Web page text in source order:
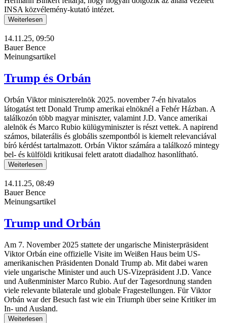
INSA közvélemény-kutató intézet.
Weiterlesen
14.11.25, 09:50
Bauer Bence
Meinungsartikel
Trump és Orbán
Orbán Viktor miniszterelnök 2025. november 7-én hivatalos
látogatást tett Donald Trump amerikai elnöknél a Fehér Házban. A
találkozón több magyar miniszter, valamint J.D. Vance amerikai
alelnök és Marco Rubio külügyminiszter is részt vettek. A napirend
számos, bilaterális és globális szempontból is kiemelt relevanciával
bíró kérdést tartalmazott. Orbán Viktor számára a találkozó mintegy
bel- és külföldi kritikusai felett aratott diadalhoz hasonlítható.
Weiterlesen
14.11.25, 08:49
Bauer Bence
Meinungsartikel
Trump und Orbán
Am 7. November 2025 stattete der ungarische Ministerpräsident
Viktor Orbán eine offizielle Visite im Weißen Haus beim US-
amerikanischen Präsidenten Donald Trump ab. Mit dabei waren
viele ungarische Minister und auch US-Vizepräsident J.D. Vance
und Außenminister Marco Rubio. Auf der Tagesordnung standen
viele relevante bilaterale und globale Fragestellungen. Für Viktor
Orbán war der Besuch fast wie ein Triumph über seine Kritiker im
In- und Ausland.
Weiterlesen